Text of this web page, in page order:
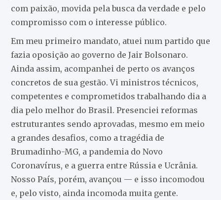
com paixão, movida pela busca da verdade e pelo
compromisso com o interesse público.
Em meu primeiro mandato, atuei num partido que
fazia oposição ao governo de Jair Bolsonaro.
Ainda assim, acompanhei de perto os avanços
concretos de sua gestão. Vi ministros técnicos,
competentes e comprometidos trabalhando dia a
dia pelo melhor do Brasil. Presenciei reformas
estruturantes sendo aprovadas, mesmo em meio
a grandes desafios, como a tragédia de
Brumadinho-MG, a pandemia do Novo
Coronavírus, e a guerra entre Rússia e Ucrânia.
Nosso País, porém, avançou — e isso incomodou
e, pelo visto, ainda incomoda muita gente.